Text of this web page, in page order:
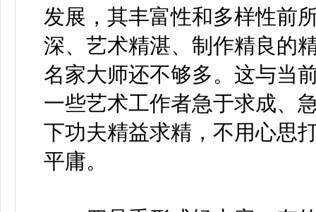
发展，其丰富性和多样性前
深、艺术精湛、制作精良的
名家大师还不够多。这与当
一些艺术工作者急于求成、
下功夫精益求精，不用心思
平庸。